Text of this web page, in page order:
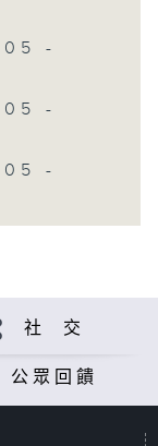
-
-
-
社 交
公眾回饋